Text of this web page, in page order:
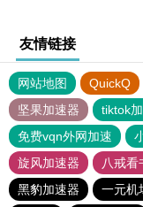
友情链接
网站地图 QuickQ
坚果加速器
tiktok
免费vqn外网加速
旋风加速器
八戒看
黑豹加速器
一元机